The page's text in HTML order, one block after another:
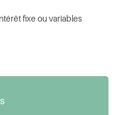
fixe ou variables